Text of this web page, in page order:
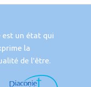
est un état qui
la
de l'être.